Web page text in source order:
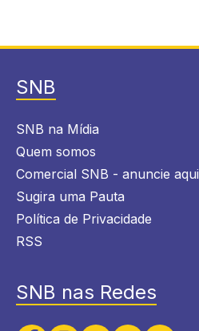
SNB
SNB na Mídia
Quem somos
Comercial SNB - anuncie aqui
Sugira uma Pauta
Política de Privacidade
RSS
SNB nas Redes